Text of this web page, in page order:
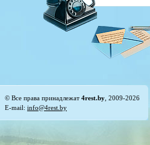
© Все права принадлежат 4rest.by , 2009-2026
E-mail: info@4rest.by